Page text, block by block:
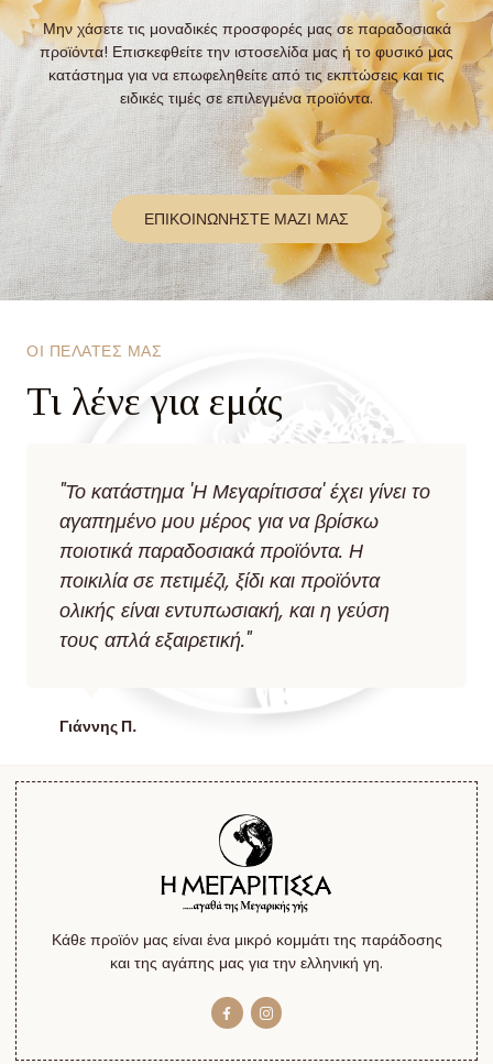
Μην χάσετε τις μοναδικές προσφορές μας σε παραδοσιακά
προϊόντα! Επισκεφθείτε την ιστοσελίδα μας ή το φυσικό μας
κατάστημα για να επωφεληθείτε από τις εκπτώσεις και τις
ειδικές τιμές σε επιλεγμένα προϊόντα.
ΕΠΙΚΟΙΝΩΝΗΣΤΕ ΜΑΖΙ ΜΑΣ
ΟΙ ΠΕΛΑΤΕΣ ΜΑΣ
Τι λένε για εμάς
"Το κατάστημα 'Η Μεγαρίτισσα' έχει γίνει το
αγαπημένο μου μέρος για να βρίσκω
ποιοτικά παραδοσιακά προϊόντα. Η
ποικιλία σε πετιμέζι, ξίδι και προϊόντα
ολικής είναι εντυπωσιακή, και η γεύση
τους απλά εξαιρετική."
Γιάννης Π.
Κάθε προϊόν μας είναι ένα μικρό κομμάτι της παράδοσης
και της αγάπης μας για την ελληνική γη.